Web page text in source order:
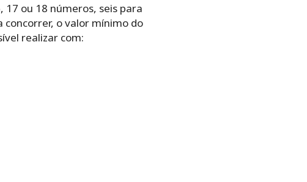
‌17‌ ‌ou‌ ‌18‌ ‌números,‌ ‌seis‌ ‌para‌
‌o‌ ‌valor‌ ‌mínimo‌ ‌do‌
‌realizar‌ ‌com:‌